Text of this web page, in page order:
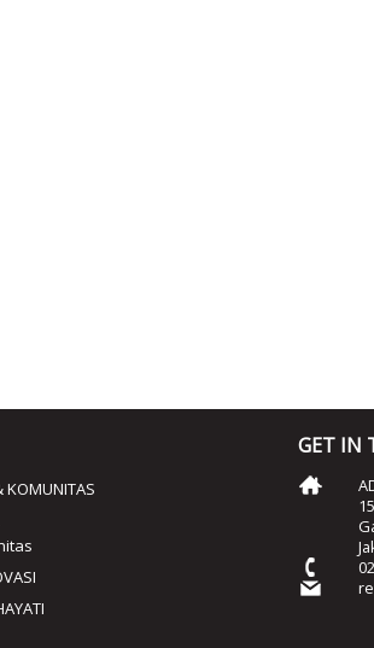
KOMUNITAS
GET IN
15